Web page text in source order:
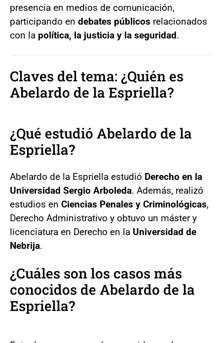
presencia en medios de comunicación,
participando en debates públicos relacionados
con la política, la justicia y la seguridad.
Claves del tema: ¿Quién es
Abelardo de la Espriella?
¿Qué estudió Abelardo de la
Espriella?
Abelardo de la Espriella estudió Derecho en la
Universidad Sergio Arboleda. Además, realizó
estudios en Ciencias Penales y Criminológicas,
Derecho Administrativo y obtuvo un máster y
licenciatura en Derecho en la Universidad de
Nebrija.
¿Cuáles son los casos más
conocidos de Abelardo de la
Espriella?